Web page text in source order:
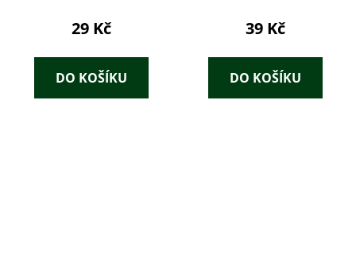
29 Kč
DO KOŠÍKU
39 Kč
DO KOŠÍKU